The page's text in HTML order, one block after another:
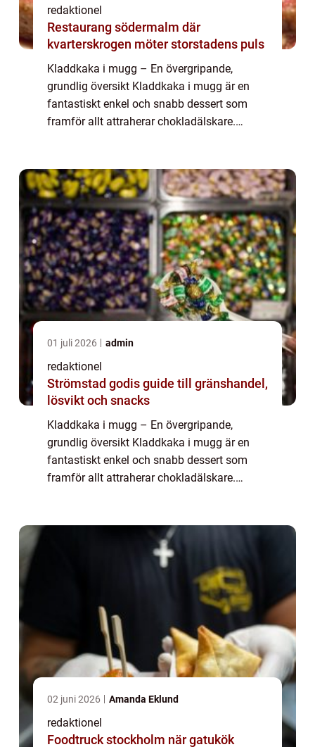
redaktionel
Restaurang södermalm där
kvarterskrogen möter storstadens puls
Kladdkaka i mugg – En övergripande,
grundlig översikt Kladdkaka i mugg är en
fantastiskt enkel och snabb dessert som
framför allt attraherar chokladälskare.
b...
01 juli 2026 admin
redaktionel
Strömstad godis guide till gränshandel,
lösvikt och snacks
Kladdkaka i mugg – En övergripande,
grundlig översikt Kladdkaka i mugg är en
fantastiskt enkel och snabb dessert som
framför allt attraherar chokladälskare.
02 juni 2026 Amanda Eklund
redaktionel
Foodtruck stockholm när gatukök